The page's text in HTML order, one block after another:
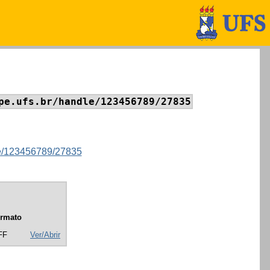
handle/123456789/27835
123456789/27835
Ver/Abrir